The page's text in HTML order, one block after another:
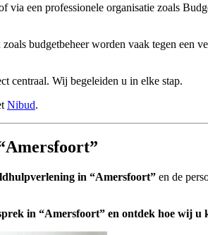
via een professionele organisatie zoals
budgetbeheer worden vaak tegen een
centraal. Wij begeleiden u in elke stap.
Nibud.
in “Amersfoort” en de
in “Amersfoort” en ontdek hoe wij u